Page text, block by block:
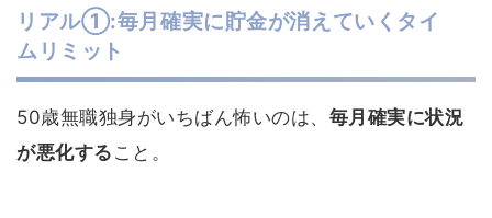
リアル①:毎月確実に貯金が消えていくタイ
ムリミット
50歳無職独身がいちばん怖いのは、 毎月確実に状況
が悪化する こと。